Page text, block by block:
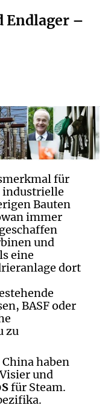
Endlager –
für
industrielle
Bauten
immer
und
eine
dort
BASF oder
zu
haben
und
Sfür Steam.